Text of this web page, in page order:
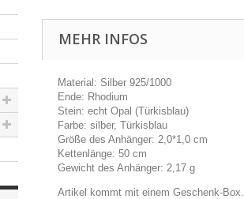
MEHR INFOS
Material: Silber 925/1000
Ende: Rhodium
Stein: echt Opal (Türkisblau)
Farbe: silber, Türkisblau
Größe des Anhänger: 2,0*1,0 cm
Kettenlänge: 50 cm
Gewicht des Anhänger: 2,17 g
Artikel kommt mit einem Geschenk-Box.